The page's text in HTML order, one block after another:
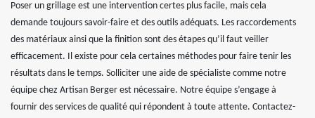
Poser un grillage est une intervention certes plus facile, mais cela
demande toujours savoir-faire et des outils adéquats. Les raccordements
des matériaux ainsi que la finition sont des étapes qu’il faut veiller
efficacement. Il existe pour cela certaines méthodes pour faire tenir les
résultats dans le temps. Solliciter une aide de spécialiste comme notre
équipe chez Artisan Berger est nécessaire. Notre équipe s’engage à
fournir des services de qualité qui répondent à toute attente. Contactez-